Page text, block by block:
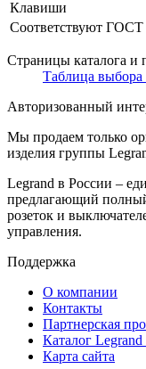
Клавиши
Соответствуют
Страницы каталога и
Таблица выбора
Авторизованный
Мы продаем только
изделия группы
Legrand в России –
предлагающий
розеток и
управления.
Поддержка
О компании
Контакты
Партнерская
Каталог Legrand
Карта сайта